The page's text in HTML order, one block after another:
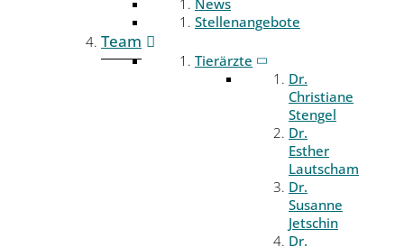
News
Stellenangebote
Team
Tierärzte
Dr.
Christiane
Stengel
Dr.
Esther
Lautscham
Dr.
Susanne
Jetschin
Dr.